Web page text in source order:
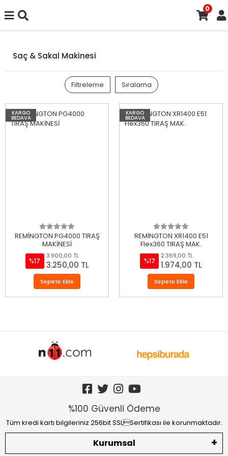
0
Saç & Sakal Makinesi
Filtreleme Sıralama
KARGO
BEDAVA
REMİNGTON PG4000 TIRAŞ
MAKİNESİ
%17
3.900,00 TL
3.250,00 TL
Sepete Ekle
KARGO
BEDAVA
REMİNGTON XR1400 E51
Flex360 TIRAŞ MAK.
%17
2.369,00 TL
1.974,00 TL
Sepete Ekle
%100 Güvenli Ödeme
Tüm kredi kartı bilgileriniz 256bit SSLSertifikası ile korunmaktadır.
Kurumsal